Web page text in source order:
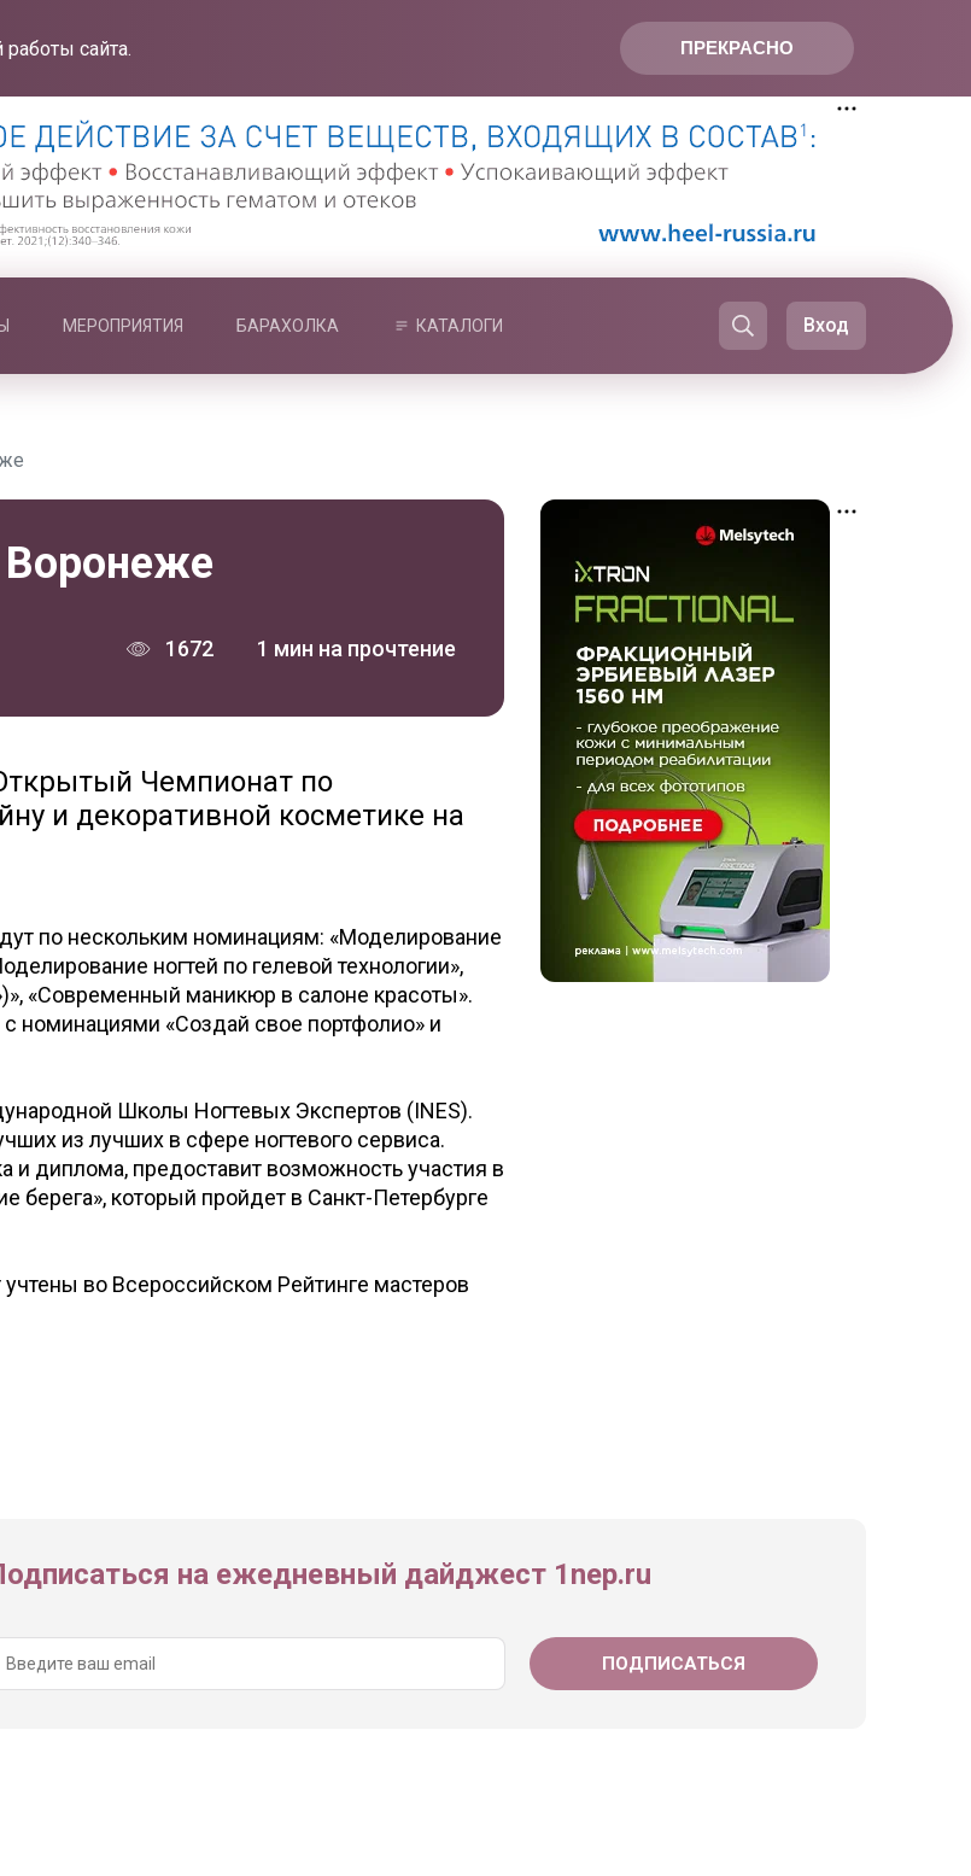
ПРЕКРАСНО
сайта.
МЕРОПРИЯТИЯ БАРАХОЛКА КАТАЛОГИ Вход
1672 1 мин на прочтение
Чемпионат по
и декоративной косметике на
по нескольким номинациям: «Моделирование
ногтей по гелевой технологии»,
«Современный маникюр в салоне красоты».
номинациями «Создай свое портфолио» и
Школы Ногтевых Экспертов (INES).
из лучших в сфере ногтевого сервиса.
и диплома, предоставит возможность участия в
который пройдет в Санкт-Петербурге
во Всероссийском Рейтинге мастеров
на ежедневный дайджест 1nep.ru